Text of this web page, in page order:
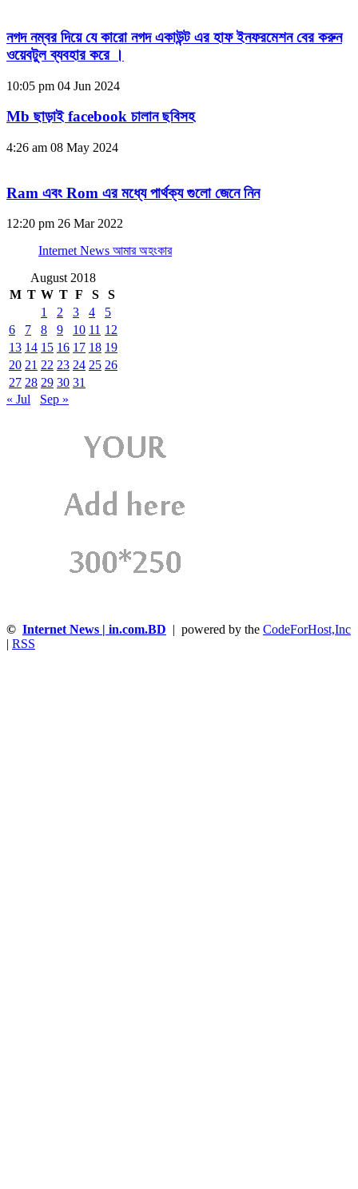
নগদ নম্বর দিয়ে যে কারো নগদ একাউন্ট এর হাফ ইনফরমেশন বের করুন
ওয়েবটুল ব্যবহার করে ।
10:05 pm 04 Jun 2024
Mb ছাড়াই facebook চালান ছবিসহ
4:26 am 08 May 2024
Ram এবং Rom এর মধ্যে পার্থক্য গুলো জেনে নিন
12:20 pm 26 Mar 2022
Internet News আমার অহংকার
August 2018
M T W T F S
S
1
2 3 4
5
6
7 8 9 10 11 12
13 14 15 16 17 18 19
20 21 22 23 24 25 26
27 28 29 30 31
« Jul
Sep »
© Internet News | in.com.BD | powered by the CodeForHost,Inc
RSS